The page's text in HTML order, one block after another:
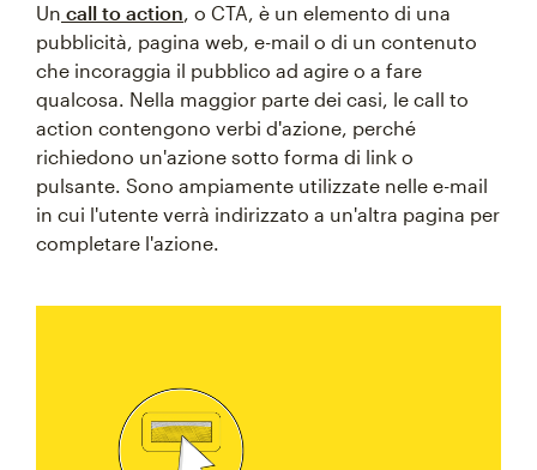
Un call to action, o CTA, è un elemento di una
pubblicità, pagina web, e-mail o di un contenuto
che incoraggia il pubblico ad agire o a fare
qualcosa. Nella maggior parte dei casi, le call to
action contengono verbi d'azione, perché
richiedono un'azione sotto forma di link o
pulsante. Sono ampiamente utilizzate nelle e-mail
in cui l'utente verrà indirizzato a un'altra pagina per
completare l'azione.